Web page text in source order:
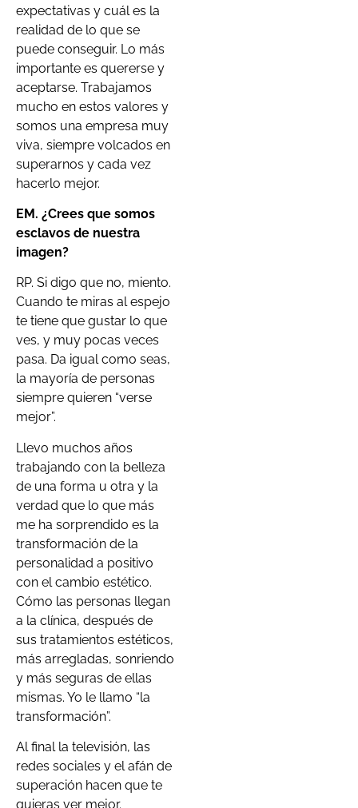
expectativas y cuál es la
realidad de lo que se
puede conseguir. Lo más
importante es quererse y
aceptarse. Trabajamos
mucho en estos valores y
somos una empresa muy
viva, siempre volcados en
superarnos y cada vez
hacerlo mejor.
EM. ¿Crees que somos
esclavos de nuestra
imagen?
RP. Si digo que no, miento.
Cuando te miras al espejo
te tiene que gustar lo que
ves, y muy pocas veces
pasa. Da igual como seas,
la mayoría de personas
siempre quieren “verse
mejor”.
Llevo muchos años
trabajando con la belleza
de una forma u otra y la
verdad que lo que más
me ha sorprendido es la
transformación de la
personalidad a positivo
con el cambio estético.
Cómo las personas llegan
a la clínica, después de
sus tratamientos estéticos,
más arregladas, sonriendo
y más seguras de ellas
mismas. Yo le llamo “la
transformación”.
Al final la televisión, las
redes sociales y el afán de
superación hacen que te
quieras ver mejor.